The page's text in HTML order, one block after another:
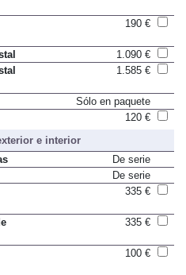
190 €
1.090 €
1.585 €
Sólo en paquete
120 €
e interior
De serie
De serie
335 €
335 €
100 €